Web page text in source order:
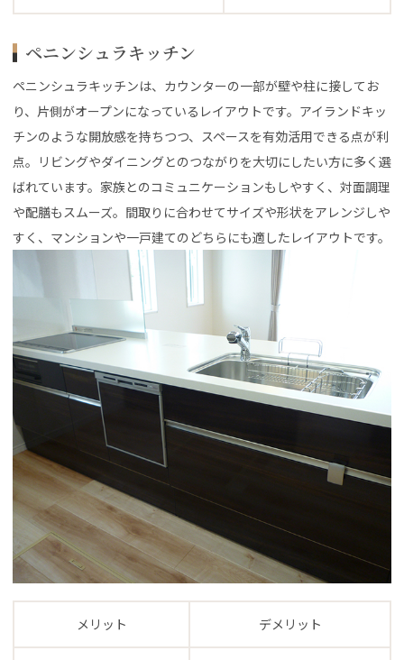
ペニンシュラキッチン
ペニンシュラキッチンは、カウンターの一部が壁や柱に接してお
り、片側がオープンになっているレイアウトです。アイランドキッ
チンのような開放感を持ちつつ、スペースを有効活用できる点が利
点。リビングやダイニングとのつながりを大切にしたい方に多く選
ばれています。家族とのコミュニケーションもしやすく、対面調理
や配膳もスムーズ。間取りに合わせてサイズや形状をアレンジしや
すく、マンションや一戸建てのどちらにも適したレイアウトです。
メリット デメリット